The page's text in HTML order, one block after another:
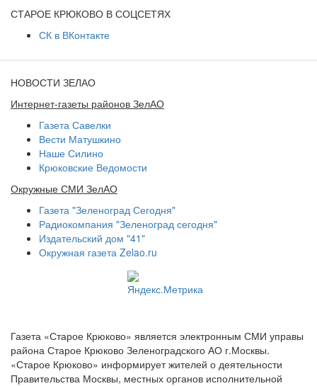
СТАРОЕ КРЮКОВО В СОЦСЕТЯХ
СК в ВКонтакте
НОВОСТИ ЗЕЛАО
Интернет-газеты районов ЗелАО
Газета Савелки
Вести Матушкино
Наше Силино
Крюковские Ведомости
Окружные СМИ ЗелАО
Газета "Зеленоград Сегодня"
Радиокомпания "Зеленоград сегодня"
Издательский дом "41"
Окружная газета Zelao.ru
Газета «Старое Крюково» является электронным СМИ управы
района Старое Крюково Зеленоградского АО г.Москвы.
«Старое Крюково» информирует жителей о деятельности
Правительства Москвы, местных органов исполнительной